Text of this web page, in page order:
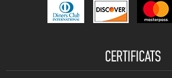
CERTIFICATS